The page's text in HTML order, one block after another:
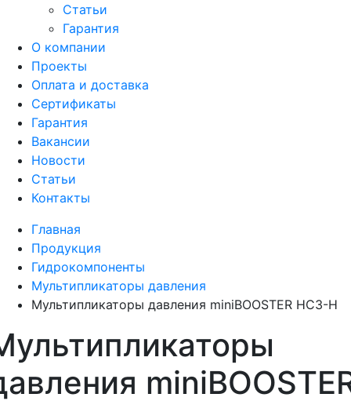
Статьи
Гарантия
О компании
Проекты
Оплата и доставка
Сертификаты
Гарантия
Вакансии
Новости
Статьи
Контакты
Главная
Продукция
Гидрокомпоненты
Мультипликаторы давления
Мультипликаторы давления miniBOOSTER HC3-H